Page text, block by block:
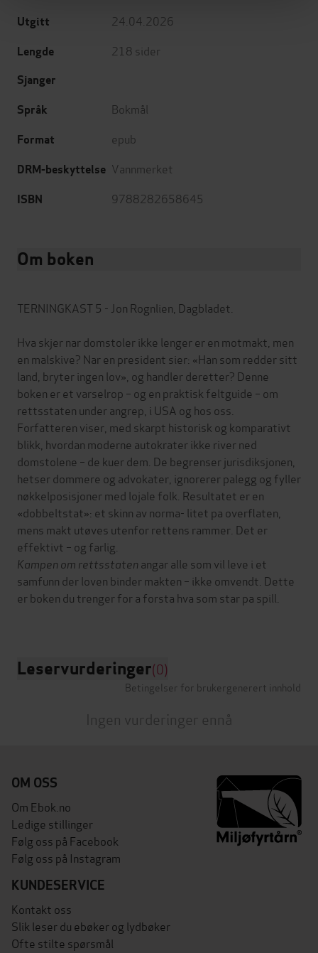
Utgitt 24.04.2026
Lengde 218 sider
Sjanger
Språk
Bokmål
Format epub
DRM-beskyttelse Vannmerket
ISBN 9788282658645
Om boken
TERNINGKAST 5 - Jon Rognlien, Dagbladet.
Hva skjer nar domstoler ikke lenger er en motmakt, men
en malskive? Nar en president sier: «Han som redder sitt
land, bryter ingen lov», og handler deretter? Denne
boken er et varselrop – og en praktisk feltguide – om
rettsstaten under angrep, i USA og hos oss.
Forfatteren viser, med skarpt historisk og komparativt
blikk, hvordan moderne autokrater ikke river ned
domstolene – de kuer dem. De begrenser jurisdiksjonen,
hetser dommere og advokater, ignorerer palegg og fyller
nøkkelposisjoner med lojale folk. Resultatet er en
«dobbeltstat»: et skinn av norma- litet pa overflaten,
mens makt utøves utenfor rettens rammer. Det er
effektivt – og farlig.
Kampen om rettsstaten angar alle som vil leve i et
samfunn der loven binder makten – ikke omvendt. Dette
er boken du trenger for a forsta hva som star pa spill.
Leservurderinger(0)
Betingelser for brukergenerert innhold
Ingen vurderinger ennå
OM OSS
Om Ebok.no
Ledige stillinger
Følg oss på Facebook
Følg oss på Instagram
KUNDESERVICE
Kontakt oss
Slik leser du ebøker og lydbøker
Ofte stilte spørsmål